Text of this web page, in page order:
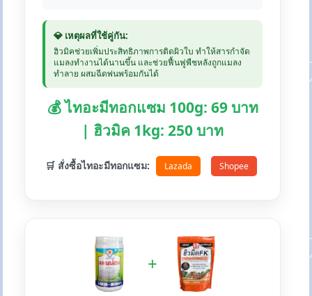
💎 เหตุผลที่ใช้คู่กัน:
ฮิวมิคช่วยเพิ่มประสิทธิภาพการติดผิวใบ ทำให้สารกำจัด
แมลงทำงานได้นานขึ้น และช่วยฟื้นฟูพืชหลังถูกแมลง
ทำลาย ผสมฉีดพ่นพร้อมกันได้
💰 ไทอะมีทอกแซม 100g: 69 บาท
| ฮิวมิค 1kg: 250 บาท
🛒 สั่งซื้อไทอะมีทอกแซม: Lazada Shopee
+